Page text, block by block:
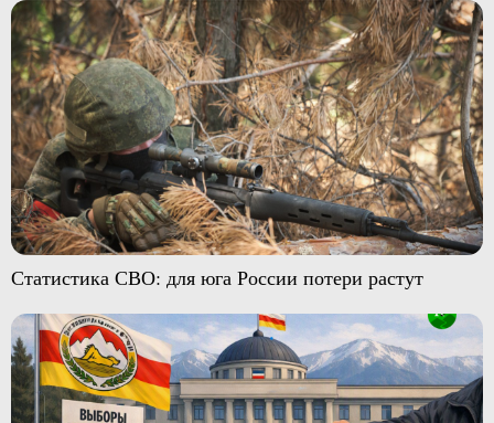
Статистика СВО: для юга России потери растут